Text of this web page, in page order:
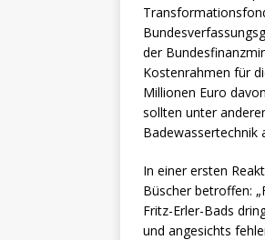
der
Kostenrahmen für
Millionen Euro
sollten unter
Badewassertechnik
In einer ersten
Büscher betroffen:
Fritz-Erler-Bads
und angesichts